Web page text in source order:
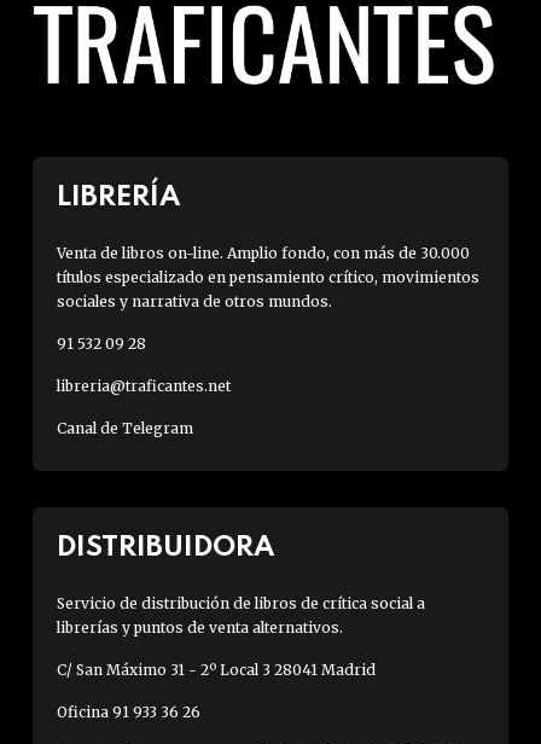
LIBRERÍA
Venta de libros on-line. Amplio fondo, con más de 30.000
títulos especializado en pensamiento crítico, movimientos
sociales y narrativa de otros mundos.
91 532 09 28
libreria@traficantes.net
Canal de Telegram
DISTRIBUIDORA
Servicio de distribución de libros de crítica social a
librerías y puntos de venta alternativos.
C/ San Máximo 31 - 2º Local 3 28041 Madrid
Oficina 91 933 36 26